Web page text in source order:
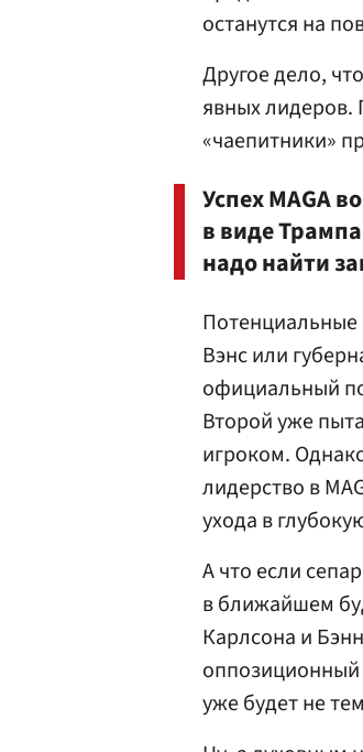
останутся на
Другое дело,
явных лидеров.
«чаепитники»
Успех MAGA
в виде
надо найти
Вэнс или
официальный
Второй уже
игроком.
лидерство в
ухода в
А что если
в ближайшем
Карлсона и
уже будет не